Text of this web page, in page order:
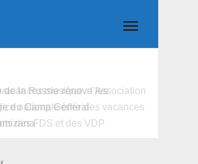
de la Russie rénove les
du Camp Général